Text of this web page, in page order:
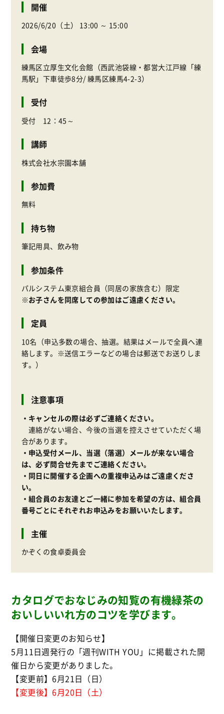
開催
2026/6/20（土） 13:00 ～ 15:00
会場
練馬区立厚生文化会館（西武池袋線・都営大江戸線「練
馬駅」下車徒歩8分/ 練馬区練馬4-2-3）
受付
受付 12：45～
講師
株式会社水宗園本舗
参加費
無料
持ち物
筆記用具、飲み物
参加条件
パルシステム東京組合員（同居の家族含む）限定
※お子さんを同席しての参加はご遠慮ください。
定員
10名（申込多数の場合、抽選。結果はメールで全員へ連
絡します。※送信エラーなどの場合は郵送でお送りしま
す。）
注意事項
・キャンセルの際は必ずご連絡ください。
連絡がない場合、今後の当選を控えさせていただく場
合があります。
・申込受付メール、当選（落選）メールが来ない場合
は、必ず問合せ先までご連絡ください。
・同日に開催する企画への重複申込みはご遠慮くださ
い。
・組合員のお友達とご一緒に参加を希望の方は、組合員
番号ごとにそれぞれお申込みをお願いいたします。
主催
かぞくの食卓委員会
カタログでおなじみの知覧の有機緑茶の
おいしいいれ方のコツを学びます。
【開催日変更のお知らせ】
5月11日週発行の「週刊WITH YOU」に掲載された開
催日から変更がありました。
【変更前】6月21日（日）
【変更後】6月20日（土）